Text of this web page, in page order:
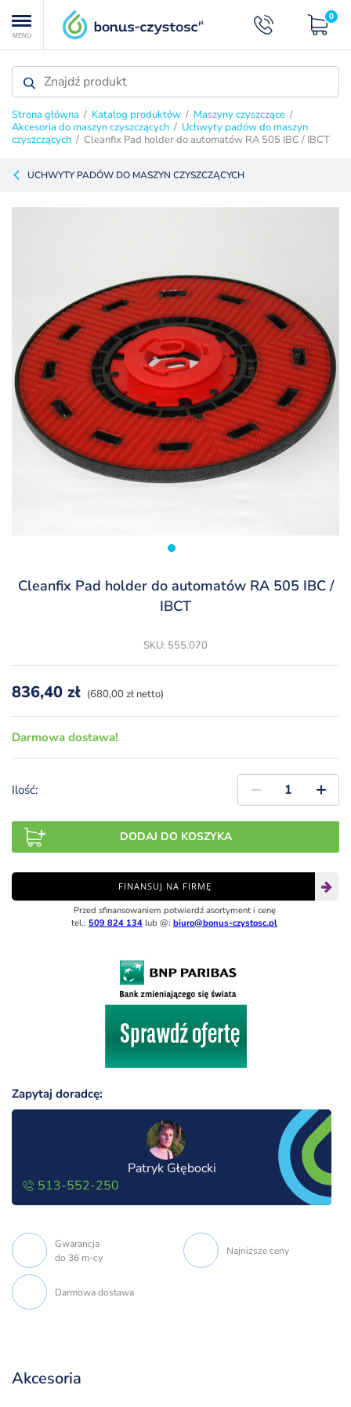
MENU
0
Strona główna / Katalog produktów / Maszyny czyszczące /
Akcesoria do maszyn czyszczących / Uchwyty padów do maszyn
czyszczących / Cleanfix Pad holder do automatów RA 505 IBC / IBCT
UCHWYTY PADÓW DO MASZYN CZYSZCZĄCYCH
Cleanfix Pad holder do automatów RA 505 IBC /
IBCT
SKU: 555.070
836,40 zł (680,00 zł netto)
Darmowa dostawa!
Ilość:
DODAJ DO KOSZYKA
FINANSUJ NA FIRMĘ
Przed sfinansowaniem potwierdź asortyment i cenę
tel.: 509 824 134 lub @: biuro@bonus-czystosc.pl
Zapytaj doradcę:
Patryk Głębocki
513-552-250
Gwarancja
do 36 m-cy
Najniższe ceny
Darmowa dostawa
Akcesoria